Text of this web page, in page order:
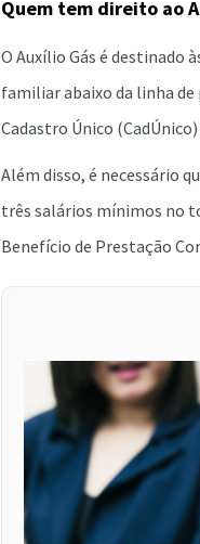
Quem tem direito ao
O Auxílio Gás é destinado
familiar abaixo da linha
Cadastro Único
Além disso, é necessário
três salários mínimos no
Benefício de Prestação